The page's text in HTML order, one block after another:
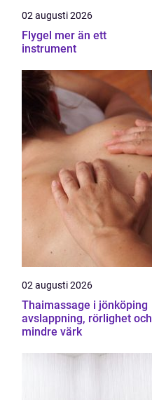
02 augusti 2026
Flygel mer än ett
instrument
02 augusti 2026
Thaimassage i jönköping
avslappning, rörlighet och
mindre värk